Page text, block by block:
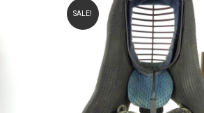
SALE!